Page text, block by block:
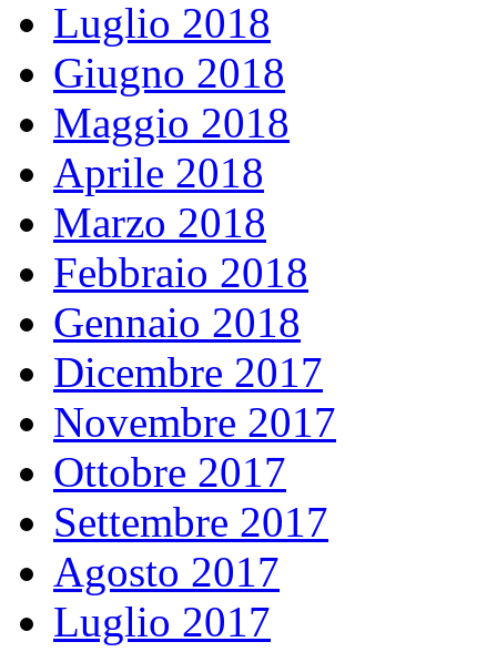
Luglio 2018
Giugno 2018
Maggio 2018
Aprile 2018
Marzo 2018
Febbraio 2018
Gennaio 2018
Dicembre 2017
Novembre 2017
Ottobre 2017
Settembre 2017
Agosto 2017
Luglio 2017